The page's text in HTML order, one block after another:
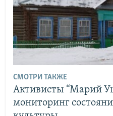
СМОТРИ ТАКЖЕ
Активисты “Марий
мониторинг